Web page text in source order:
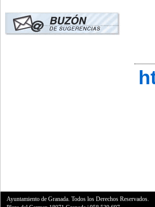
Ayuntamiento de Granada. Todos los Derechos Reservados.